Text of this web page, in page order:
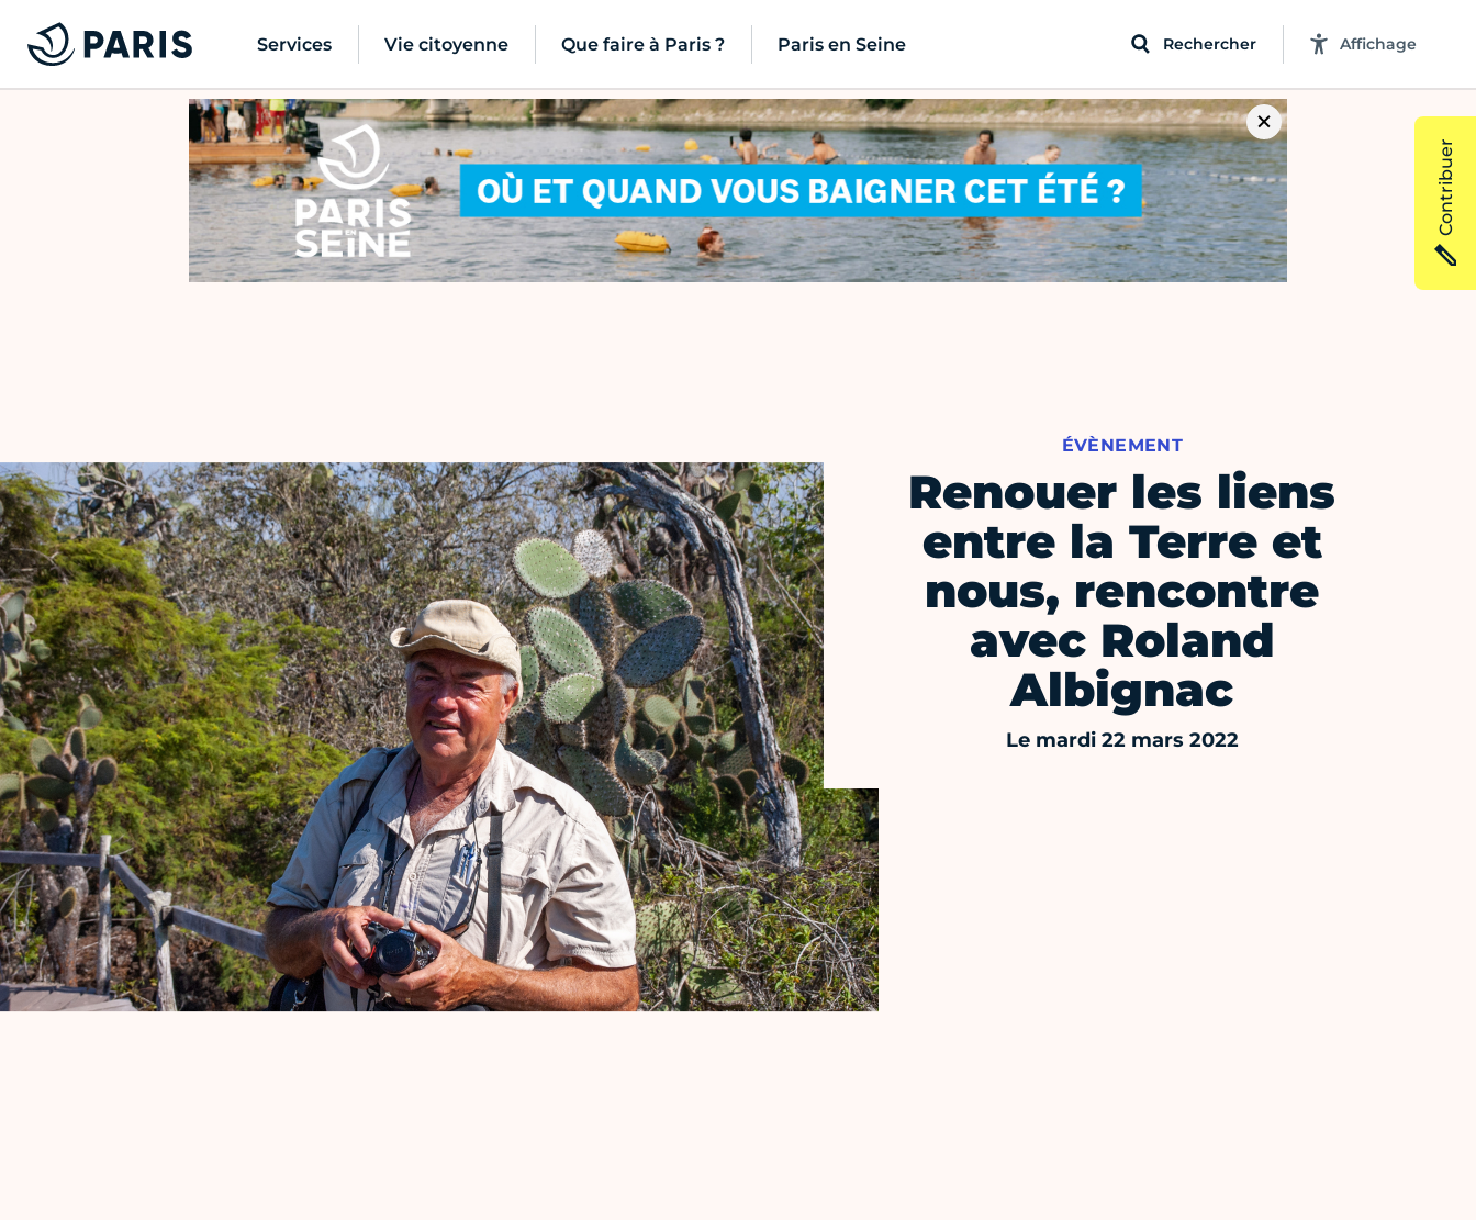
Services Vie citoyenne Que faire à Paris ? Paris en Seine Rechercher Affichage
ÉVÈNEMENT
Renouer les liens
entre la Terre et
nous, rencontre
avec Roland
Albignac
Le mardi 22 mars 2022
Contribuer